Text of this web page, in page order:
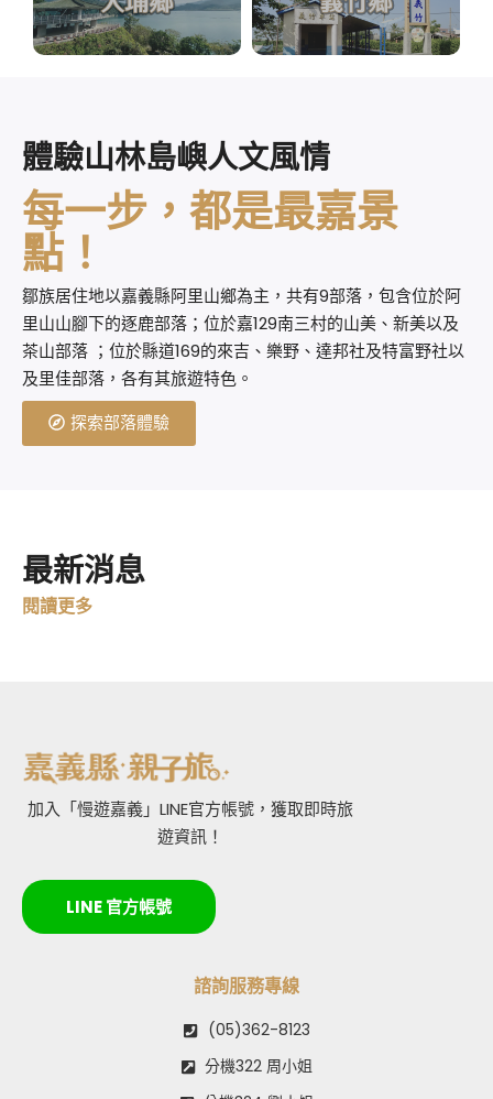
體驗山林島嶼人文風情
每一步，都是最嘉景
點！
鄒族居住地以嘉義縣阿里山鄉為主，共有9部落，包含位於阿
里山山腳下的逐鹿部落；位於嘉129南三村的山美、新美以及
茶山部落 ；位於縣道169的來吉、樂野、達邦社及特富野社以
及里佳部落，各有其旅遊特色。
探索部落體驗
最新消息
閱讀更多
加入「慢遊嘉義」LINE官方帳號，獲取即時旅
遊資訊！
LINE 官方帳號
諮詢服務專線
(05)362-8123
分機322 周小姐